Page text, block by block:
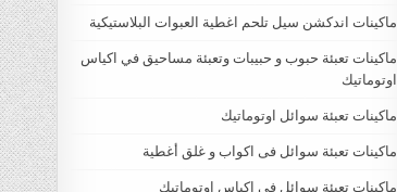
ماكينات اندكشن سيل تلحم اغطية العبوات البلاستيكية
ماكينات تعبئة حبوب و حبيبات وتعبئة مساحيق في اكياس
اوتوماتيك
ماكينات تعبئة سوائل اوتوماتيك
ماكينات تعبئة سوائل فى اكواب و غلق أغطية
ماكينات تعبئة سوائل في اكياس اوتوماتيك